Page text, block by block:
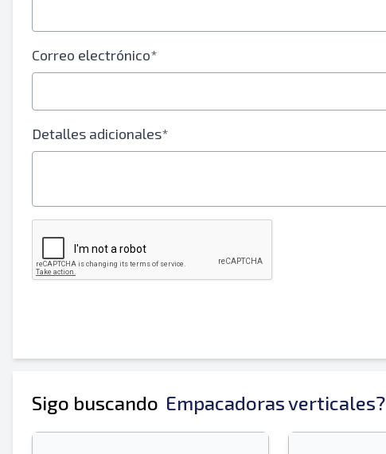
Correo electrónico*
Detalles adicionales*
Móvil
Sigo buscando Empacadoras verticales?